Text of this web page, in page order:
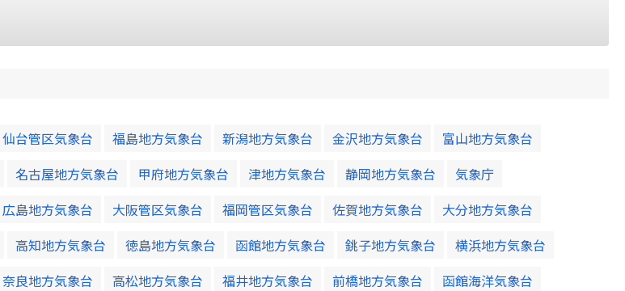
仙台管区気象台 福島地方気象台 新潟地方気象台 金沢地方気象台
富山地方気象台
名古屋地方気象台 甲府地方気象台 津地方気象台 静岡地方気象台
気象庁
広島地方気象台 大阪管区気象台 福岡管区気象台 佐賀地方気象台
大分地方気象台
高知地方気象台 徳島地方気象台 函館地方気象台 銚子地方気象台
横浜地方気象台
奈良地方気象台 高松地方気象台 福井地方気象台 前橋地方気象台
函館海洋気象台